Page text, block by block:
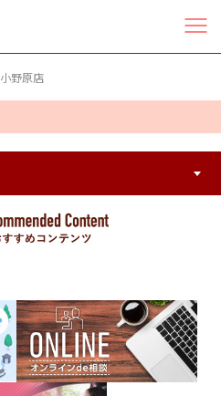
小野原店